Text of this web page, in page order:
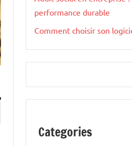
performance durable
Comment choisir son
Categories